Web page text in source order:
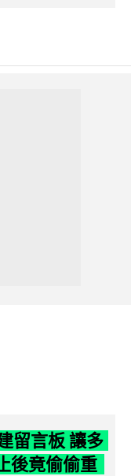
留言板 讓多
後竟偷偷重